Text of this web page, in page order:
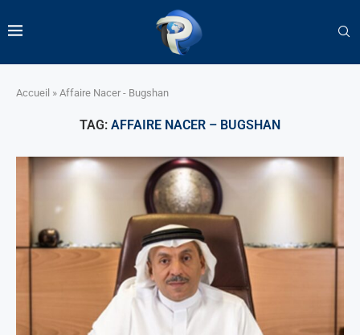
Accueil » Affaire Nacer - Bugshan
TAG: AFFAIRE NACER – BUGSHAN